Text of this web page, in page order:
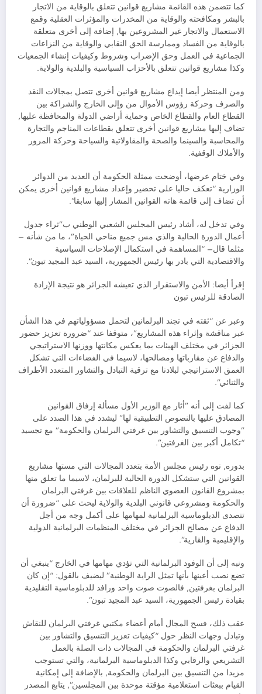
كما تتضمن هذه القائمة مشاريع قوانين تتعلق بالوقاية من الاتجار
بالبشر ومكافحته والوقاية من المخدرات والمؤثرات العقلية وقمع
الاستعمال والاتجار غير المشروعين بها, إضافة إلى أخرى متعلقة
بالوقاية من الفساد وممارسة الحق النقابي والوقاية من النزاعات
الجماعية في العمل وحق الإضراب وشروط وكيفيات إنشاء الجمعيات
وكذا مشاريع قوانين تتعلق بالأحزاب السياسية والبلدية والولاية.
ومن المنتظر أيضا إيداع مشاريع قوانين أخرى تتصل بمجالات النقد
والصرف وحركة رؤوس الأموال من وإلى الخارج والشراكة بين
القطاع العام والقطاع الخاص وحماية أراضي الدولة والمحافظة عليها,
تضاف إليها مشاريع قوانين أخرى تتعلق بقطاعات المناجم والتجارة
والمحاسبة والسينما والصحة والمقاولاتية والسياحة وحركة المرور
والأملاك الوقفية.
وفي ختام عرضها، أوضحت ممثلة الحكومة أن العديد من الدوائر
الوزارية “تعكف حاليا على تحضير وإعداد مشاريع قوانين أخرى يمكن
أن تضاف إلى قائمة هاته القوانين المشار إليها سابقا”.
وفي تدخل له، أشاد رئيس المجلس الشعبي الوطني ب”ثراء جدول
أعمال الدورة الحالية والذي مس جميع مناحي الحياة”، ما من شأنه –
مثلما قال– “المساهمة في استكمال الإصلاحات السياسية
والاقتصادية التي بادر بها رئيس الجمهورية، السيد عبد المجيد تبون”.
إقرأ أيضا: الأمن والاستقرار الذي تعيشه الجزائر هو نتيجة الإرادة
الصادقة للرئيس تبون
وعبر عن “ثقته في تجند البرلمانين لتحمل مسؤولياتهم في هذا الشأن
عبر مناقشة وإثراء هذه المشاريع”، متوقفا عند “ضرورة تعزيز حضور
الجزائر في مختلف الهيئات بما يعكس مكانتها ووزنها الاستراتيجي
والدفاع عن مقارباتها ومصالحها، لاسيما في الفضاءات التي تشكل
العمق الاستراتيجي لبلادنا مع ترقية التبادل والتشاور المتعدد الأطراف
والثنائي”.
كما لفت إلى أنه ”أثار مع الوزير الأول مسألة إرفاق القوانين
المصادق عليها بالنصوص التطبيقية لها” ليشدد في هذا الصدد على
”وجوب التنسيق والتشاور بين غرفتي البرلمان والحكومة” مع تجسيد
“تكامل أكبر بين الغرفتين”.
بدوره, نوه رئيس مجلس الأمة بتعدد المجالات التي مستها مشاريع
القوانين التي ستشكل الدورة الحالية للبرلمان، لاسيما ما تعلق منها
بمشروع القانون العضوي الناظم للعلاقات بين غرفتي البرلمان
والحكومة ومشروعي قانوني البلدية والولاية ليحث على “ضرورة أن
تتصدى الدبلوماسية البرلمانية لمهامها على أكمل وجه من أجل
الدفاع عن مصالح الجزائر في مختلف المنظمات البرلمانية الدولية
والإقليمية والقارية”.
ونبه إلى أن الوفود البرلمانية التي تؤدي مهامها في الخارج “ينبغي أن
تضع نصب أعينها بأنها تمثل الراية الوطنية” ليضيف بالقول: “إن كان
البرلمان بغرفتين, فالصوت صوت واحد ورافد للدبلوماسية التقليدية
بقيادة رئيس الجمهورية، السيد عبد المجيد تبون”.
عقب ذلك، فسح المجال أمام أعضاء مكتبي غرفتي البرلمان للنقاش
وتبادل وجهات النظر حول “كيفيات تعزيز التنسيق والتشاور بين
غرفتي البرلمان والحكومة في المجالات ذات الصلة بالعمل
التشريعي والرقابي وكذا الدبلوماسية البرلمانية، والتي تستوجب
مزيدا من التنسيق بين البرلمان والحكومة, بالإضافة إلى إمكانية
القيام ببعثات استعلامية مؤقتة موحدة بين المجلسين”, يتابع المصدر